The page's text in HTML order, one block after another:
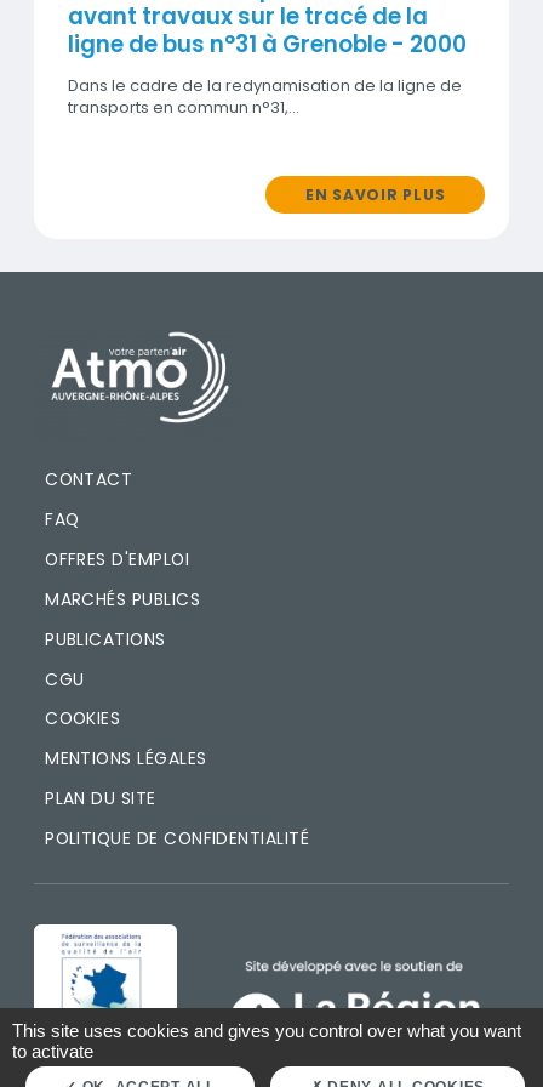
avant travaux sur le tracé de la
ligne de bus n°31 à Grenoble - 2000
Dans le cadre de la redynamisation de la ligne de
transports en commun n°31,…
EN SAVOIR PLUS
PIED DE PAGE
CONTACT
FAQ
OFFRES D'EMPLOI
MARCHÉS PUBLICS
PUBLICATIONS
CGU
COOKIES
MENTIONS LÉGALES
PLAN DU SITE
POLITIQUE DE CONFIDENTIALITÉ
IMAGE
This site uses cookies and gives you control over what you want
to activate